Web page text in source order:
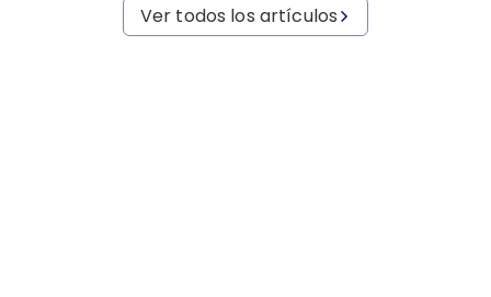
Ver todos los artículos